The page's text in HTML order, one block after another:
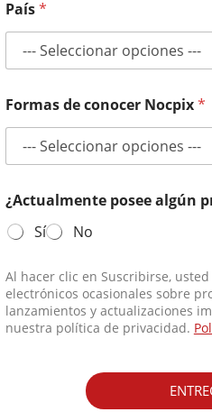
País*
Formas de conocer Nocpix*
¿Actualmente posee algún
Sí
No
Al hacer clic en Suscribirse,
electrónicos ocasionales sobre
lanzamientos y actualizaciones
nuestra política de privacidad.